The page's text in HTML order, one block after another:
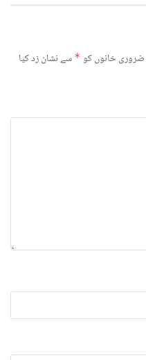
ضروری خانوں کو * سے نشان زد کیا